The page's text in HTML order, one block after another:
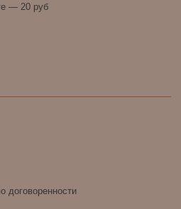
— 20 руб
договоренности